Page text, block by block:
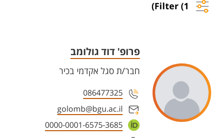
Filter (1)
פרופ' דוד גולומב
חבר/ת סגל אקדמי בכיר
086477325
golomb@bgu.ac.il
0000-0001-6575-3685